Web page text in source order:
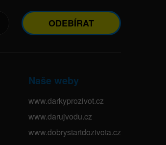
ODEBÍRAT
Naše weby
www.darkyprozivot.cz
www.darujvodu.cz
www.dobrystartdozivota.cz